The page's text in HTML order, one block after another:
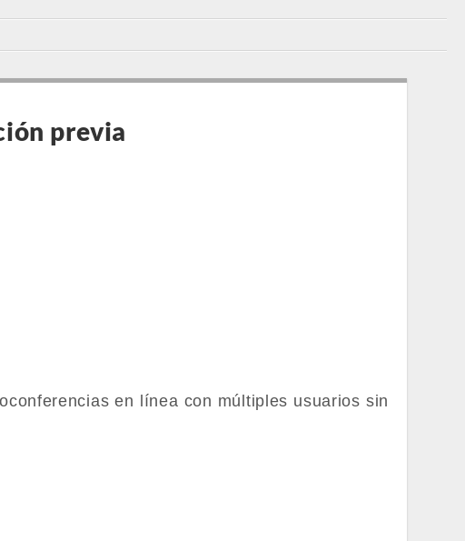
previa
en línea con múltiples usuarios sin